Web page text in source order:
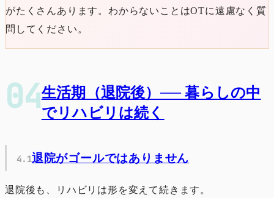
がたくさんあります。わからないことはOTに遠慮なく質
問してください。
生活期（退院後）── 暮らしの中
でリハビリは続く
退院がゴールではありません
退院後も、リハビリは形を変えて続きます。